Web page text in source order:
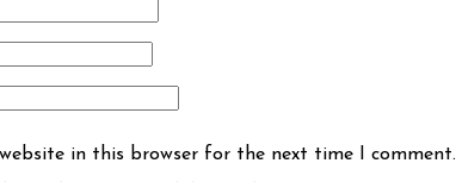
in this browser for the next time I comment.